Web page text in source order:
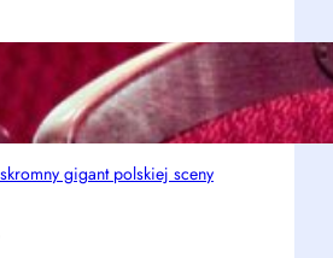
gigant polskiej sceny